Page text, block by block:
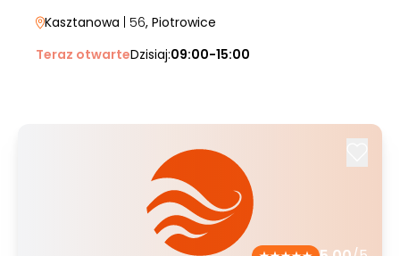
Kasztanowa | 56, Piotrowice
Teraz otwarteDzisiaj:09:00-15:00